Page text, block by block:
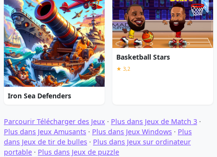
Iron Sea Defenders
Basketball Stars
★ 3,2
Parcourir Télécharger des Jeux · Plus dans Jeux de Match 3 ·
Plus dans Jeux Amusants · Plus dans Jeux Windows · Plus
dans Jeux de tir de bulles · Plus dans Jeux sur ordinateur
portable · Plus dans Jeux de puzzle